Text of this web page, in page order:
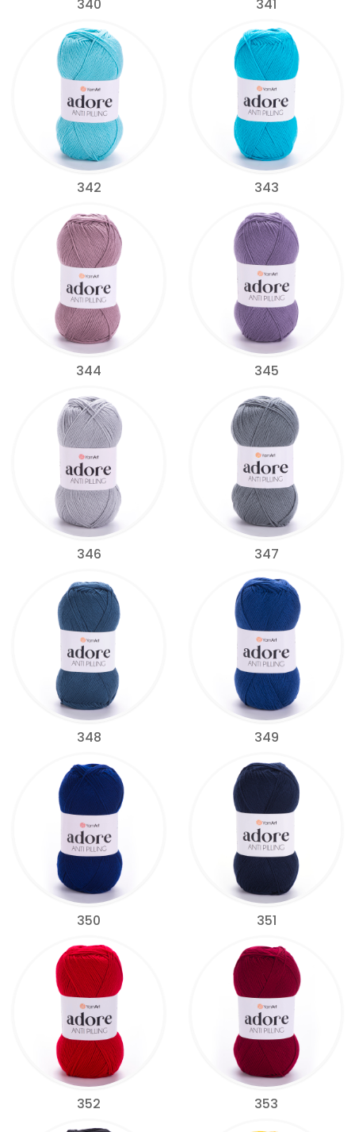
340 341
342 343
344 345
346 347
348 349
350 351
352 353